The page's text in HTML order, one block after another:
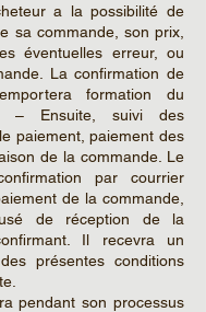
a la possibilité de
sa commande, son prix,
éventuelles erreur, ou
La confirmation de
formation du
– Ensuite, suivi des
paiement, paiement des
de la commande. Le
par courrier
de la commande,
de réception de la
Il recevra un
présentes conditions
pendant son processus